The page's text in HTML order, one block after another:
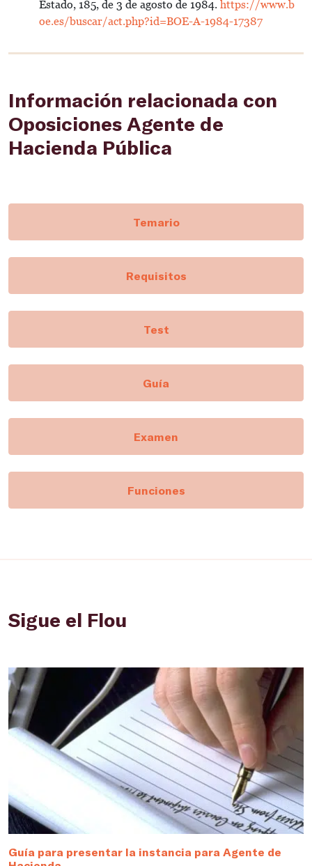
Estado, 185, de 3 de agosto de 1984. https://www.b
oe.es/buscar/act.php?id=BOE-A-1984-17387
Información relacionada con
Oposiciones Agente de
Hacienda Pública
Temario
Requisitos
Test
Guía
Examen
Funciones
Sigue el Flou
Guía para presentar la instancia para Agente de